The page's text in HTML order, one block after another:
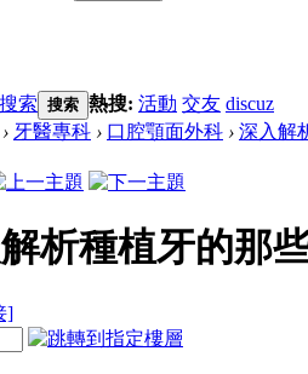
搜索 搜索 熱搜: 活動 交友 discuz
› 牙醫專科 › 口腔顎面外科 › 深入解
析種植牙的那
]